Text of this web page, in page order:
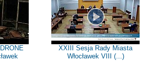
XXIII Sesja Rady Miasta
Włocławek VIII (...)